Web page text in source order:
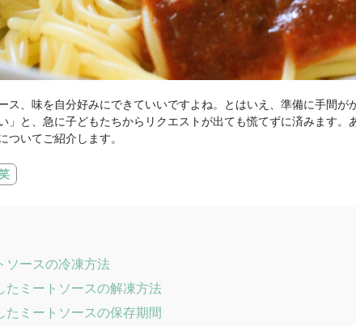
ス、味を自分好みにできていいですよね。とはいえ、準備に手間が
」と、急に子どもたちからリクエストが出ても慌てずに済みます
ついてご紹介します。
ソースの冷凍方法
たミートソースの解凍方法
たミートソースの保存期間